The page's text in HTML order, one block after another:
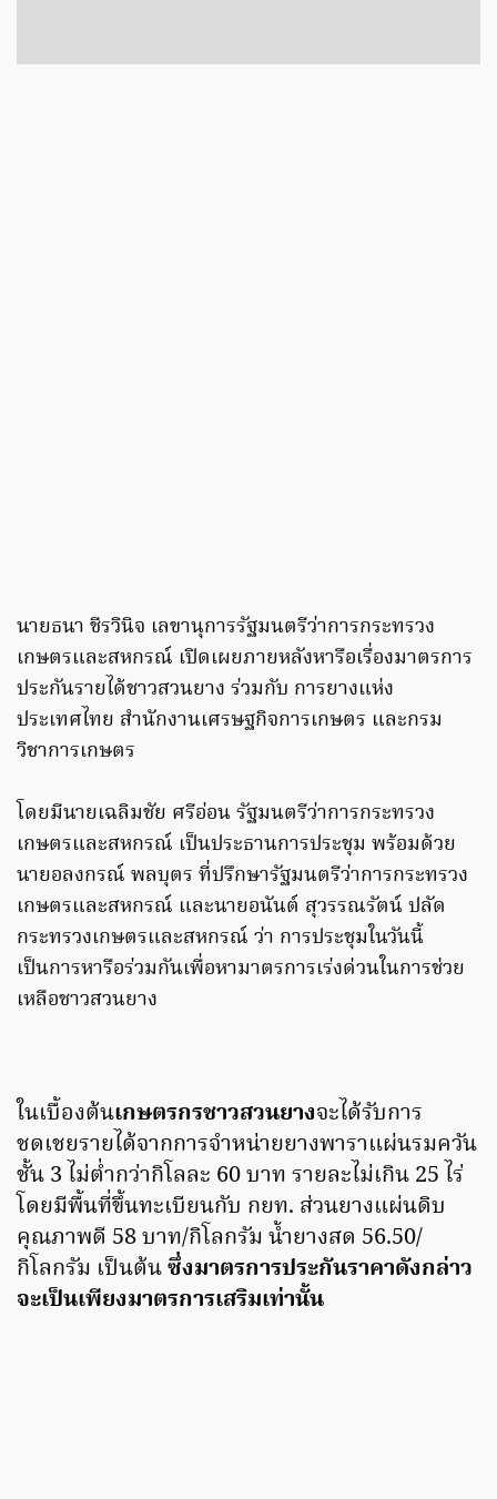
นายธนา ชีรวินิจ เลขานุการรัฐมนตรีว่าการกระทรวง
เกษตรและสหกรณ์ เปิดเผยภายหลังหารือเรื่องมาตรการ
ประกันรายได้ชาวสวนยาง ร่วมกับ การยางแห่ง
ประเทศไทย สำนักงานเศรษฐกิจการเกษตร และกรม
วิชาการเกษตร
โดยมีนายเฉลิมชัย ศรีอ่อน รัฐมนตรีว่าการกระทรวง
เกษตรและสหกรณ์ เป็นประธานการประชุม พร้อมด้วย
นายอลงกรณ์ พลบุตร ที่ปรึกษารัฐมนตรีว่าการกระทรวง
เกษตรและสหกรณ์ และนายอนันต์ สุวรรณรัตน์ ปลัด
กระทรวงเกษตรและสหกรณ์ ว่า การประชุมในวันนี้
เป็นการหารือร่วมกันเพื่อหามาตรการเร่งด่วนในการช่วย
เหลือชาวสวนยาง
ในเบื้องต้นเกษตรกรชาวสวนยางจะได้รับการ
ชดเชยรายได้จากการจำหน่ายยางพาราแผ่นรมควัน
ชั้น 3 ไม่ต่ำกว่ากิโลละ 60 บาท รายละไม่เกิน 25 ไร่
โดยมีพื้นที่ขึ้นทะเบียนกับ กยท. ส่วนยางแผ่นดิบ
คุณภาพดี 58 บาท/กิโลกรัม น้ำยางสด 56.50/
กิโลกรัม เป็นต้นซึ่งมาตรการประกันราคาดังกล่าว
จะเป็นเพียงมาตรการเสริมเท่านั้น